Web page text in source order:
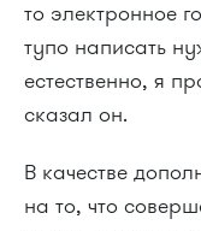
то электронное
тупо написать
естественно, я
сказал он.
В качестве
на то, что